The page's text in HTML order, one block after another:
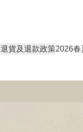
退貨及退款政策2026春